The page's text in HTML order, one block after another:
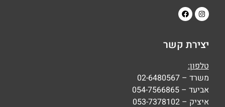
יצירת קשר
טלפון:
משרד – 02-6480567
אביעד – 054-7566865
איציק – 053-7378102